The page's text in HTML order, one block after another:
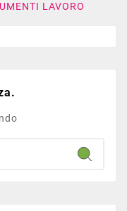
LAVORO